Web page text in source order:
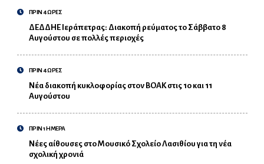
ΠΡΙΝ 4 ΩΡΕΣ
ΔΕΔΔΗΕ Ιεράπετρας: Διακοπή ρεύματος το Σάββατο 8
Αυγούστου σε πολλές περιοχές
ΠΡΙΝ 4 ΩΡΕΣ
Νέα διακοπή κυκλοφορίας στον ΒΟΑΚ στις 10 και 11
Αυγούστου
ΠΡΙΝ 1 ΗΜΕΡΑ
Νέες αίθουσες στο Μουσικό Σχολείο Λασιθίου για τη νέα
σχολική χρονιά